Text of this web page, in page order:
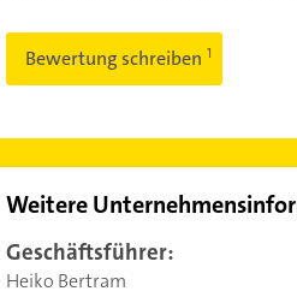
Bewertung schreiben
Weitere
Geschäftsführer:
Heiko Bertram